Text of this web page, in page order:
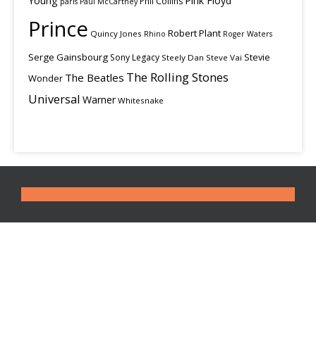
Prince Quincy Jones Rhino Robert Plant Roger Waters
Serge Gainsbourg Sony Legacy Steely Dan Steve Vai Stevie
Wonder The Beatles The Rolling Stones
Universal Warner Whitesnake